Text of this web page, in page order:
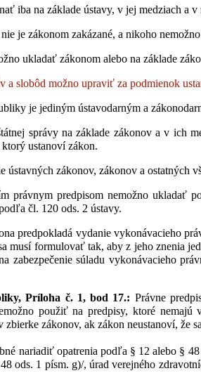
iba na základe ústavy, v jej medziach a
je zákonom zakázané, a nikoho
ukladať zákonom alebo na základe
a slobôd možno upraviť za podmienok
je jediným ústavodarným a
správy na základe zákonov a v ich
ustanoví zákon.
ústavných zákonov, zákonov a ostatných
právnym predpisom nemožno ukladať
čl. 120 ods. 2 ústavy.
predpokladá vydanie vykonávacieho
musí formulovať tak, aby z jeho znenia
zabezpečenie súladu vykonávacieho
Príloha č. 1, bod 17.: Právne
použiť na predpisy, ktoré nemajú
zákonov, ak zákon neustanoví, že
nariadiť opatrenia podľa § 12 alebo §
ods. 1 písm. g)/, úrad verejného